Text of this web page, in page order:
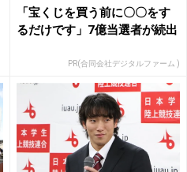
「宝くじを買う前に〇〇をす
るだけです」7億当選者が続出
PR(合同会社デジタルファーム )